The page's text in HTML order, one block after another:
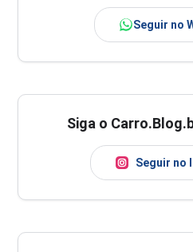
Seguir no
Siga o
Seguir no